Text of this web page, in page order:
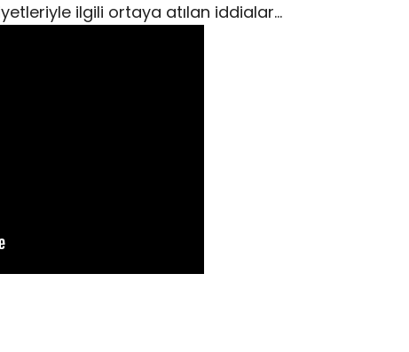
ilgili ortaya atılan iddialar…